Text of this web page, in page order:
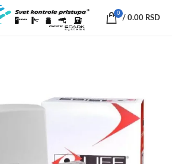
0
/ 0.00 RSD